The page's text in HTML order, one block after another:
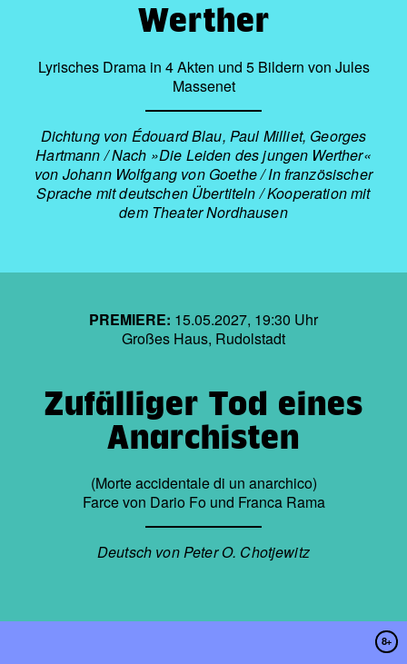
Werther
Lyrisches Drama in 4 Akten und 5 Bildern von Jules
Massenet
Dichtung von Édouard Blau, Paul Milliet, Georges
Hartmann / Nach »Die Leiden des jungen Werther«
von Johann Wolfgang von Goethe / In französischer
Sprache mit deutschen Übertiteln / Kooperation mit
dem Theater Nordhausen
PREMIERE: 15.05.2027, 19:30 Uhr
Großes Haus, Rudolstadt
Zufälliger Tod eines
Anarchisten
(Morte accidentale di un anarchico)
Farce von Dario Fo und Franca Rama
Deutsch von Peter O. Chotjewitz
8+